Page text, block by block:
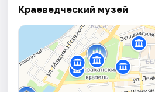
Краеведческий музей